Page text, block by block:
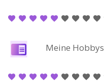
Meine Hobbys